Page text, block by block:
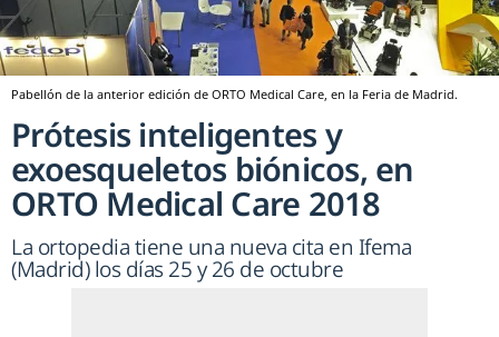
Pabellón de la anterior edición de ORTO Medical Care, en la Feria de Madrid.
Prótesis inteligentes y
exoesqueletos biónicos, en
ORTO Medical Care 2018
La ortopedia tiene una nueva cita en Ifema
(Madrid) los días 25 y 26 de octubre